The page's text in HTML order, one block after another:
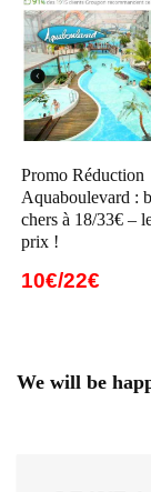
Promo Réduction
Aquaboulevard :
chers à 18/33€ –
prix !
10€/22€
We will be